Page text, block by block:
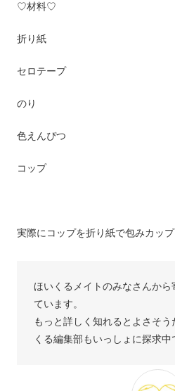
♡材料♡
折り紙
セロテープ
のり
色えんぴつ
コップ
ほいくるメイトのみなさんから
ています。
もっと詳しく知れるとよさそ
くる編集部もいっしょに探求中